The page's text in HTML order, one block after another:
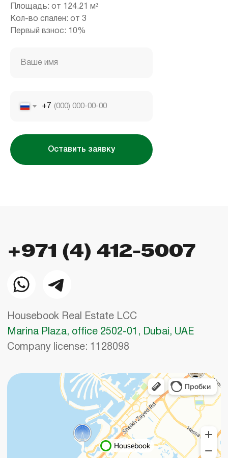
Площадь: от 124.21 м²
Кол-во спален: от 3
Первый взнос: 10%
Ваше имя
+7
Оставить заявку
Housebook Real Estate LCC